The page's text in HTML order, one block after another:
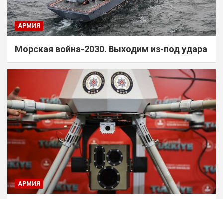
АРМИЯ
Морская война-2030. Выходим из-под удара
АРМИЯ